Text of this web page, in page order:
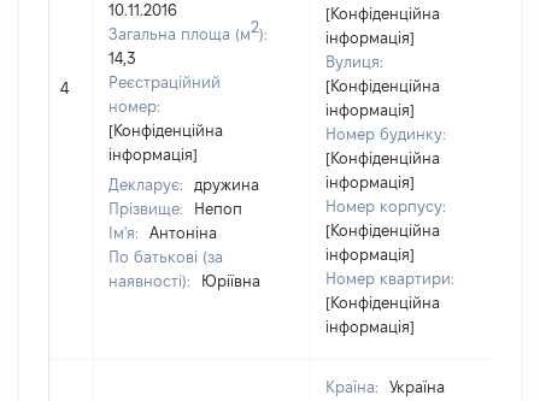
4
10.11.2016
Загальна площа (м2):
14,3
Реєстраційний
номер:
[Конфіденційна
інформація]
Декларує:
дружина
Прізвище:
Непоп
Ім'я:
Антоніна
По батькові (за
наявності):
Юріївна
[Конфіденційна
інформація]
Вулиця:
[Конфіденційна
інформація]
Номер будинку:
[Конфіденційна
інформація]
Номер корпусу:
[Конфіденційна
інформація]
Номер квартири:
[Конфіденційна
інформація]
Країна:
Україна